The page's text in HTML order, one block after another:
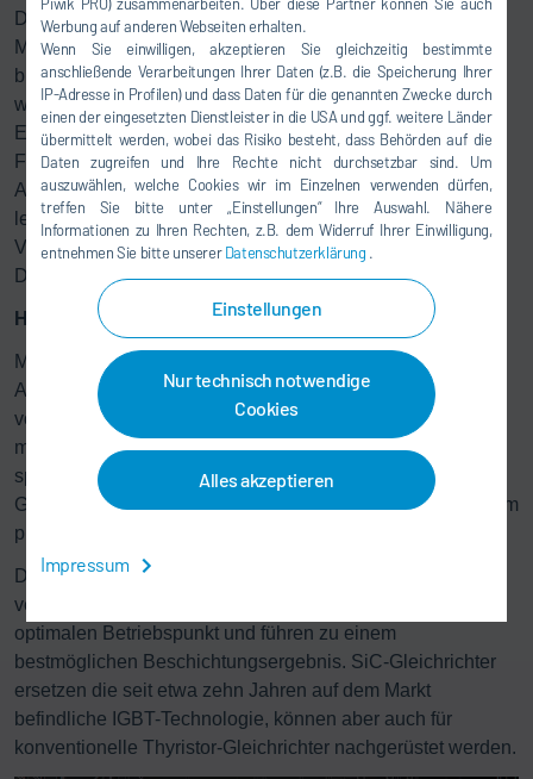
Werbung auf anderen Webseiten erhalten.
Wenn Sie einwilligen, akzeptieren Sie gleichzeitig bestimmte
anschließende Verarbeitungen Ihrer Daten (z.B. die Speicherung Ihrer
IP-Adresse in Profilen) und dass Daten für die genannten Zwecke durch
einen der eingesetzten Dienstleister in die USA und ggf. weitere Länder
übermittelt werden, wobei das Risiko besteht, dass Behörden auf die
Daten zugreifen und Ihre Rechte nicht durchsetzbar sind. Um
auszuwählen, welche Cookies wir im Einzelnen verwenden dürfen,
treffen Sie bitte unter „Einstellungen“ Ihre Auswahl. Nähere
Informationen zu Ihren Rechten, z.B. dem Widerruf Ihrer Einwilligung,
entnehmen Sie bitte unsererDatenschutzerklärung .
Einstellungen
Nur technisch notwendige
Cookies
Alles akzeptieren
Impressum
Dürr hat auch die Datenübertragung vom Gleichrichter-
Modul an die Steuerungseinheit optimiert. Während dafür
bisher ein spezielles Ringbussystem benutzt wurde,
werden Daten jetzt über eine marktübliche Profinet- oder
Ethernet-IP-Schnittstelle übertragen. Das vereinfacht die
Fehlersuche und gewährleistet eine höhere
Anlagenverfügbarkeit. Die Verwendung eines
leistungsfähigen Bussystems ist auch eine wichtige
Voraussetzung für Industrie-4.0-Lösungen mit zusätzlichen
Diagnosemöglichkeiten.
Höhere Spannung für neue Lacke möglich
Mit den neuen SiC-Gleichrichter-Modulen sind
Anlagenbetreiber bestens auf neue Anforderungen
vorbereitet, denn zukünftige Lacke erfordern
möglicherweise höhere Beschichtungsströme oder -
spannungen.
DC MACS ist für eine höhere
Gleichspannung von maximal 450 V DC und für mehr Strom
pro Gleichrichtermodus bis maximal 120 A DC ausgelegt.
Die neuen SiC-Gleichrichter sind bereits in zwei Anlagen
verbaut. Dort ermöglichen sie den Anlagenbetrieb im
optimalen Betriebspunkt und führen zu einem
bestmöglichen Beschichtungsergebnis. SiC-Gleichrichter
ersetzen die seit etwa zehn Jahren auf dem Markt
befindliche IGBT-Technologie, können aber auch für
konventionelle Thyristor-Gleichrichter nachgerüstet werden.